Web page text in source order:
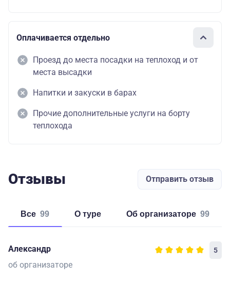
Оплачивается отдельно
Проезд до места посадки на теплоход и от
места высадки
Напитки и закуски в барах
Прочие дополнительные услуги на борту
теплохода
Отзывы Отправить отзыв
Все 99 о туре об организаторе 99
Александр 5
об организаторе